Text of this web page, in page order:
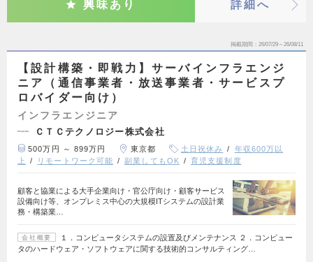
興味あり 詳細へ
掲載期間 26/07/29～26/08/11
【設計構築・即戦力】サーバインフラエンジ
ニア（通信事業者・放送事業者・サービスプ
ロバイダー向け）
インフラエンジニア
ＣＴＣテクノロジー株式会社
500万円 ～ 899万円 東京都 土日祝休み
年収600万以
上
リモートワーク可能 副業してもOK 育児支援制度
顧客と協業による大手企業向け・官公庁向け・顧客サービス
設備向け等、オンプレミス中心の大規模ITシステムの設計業
務・構築業…
会社概要
１．コンピュータシステムの設置及びメンテナンス ２．コンピュー
タのハードウェア・ソフトウェアに関する技術的コンサルティング…